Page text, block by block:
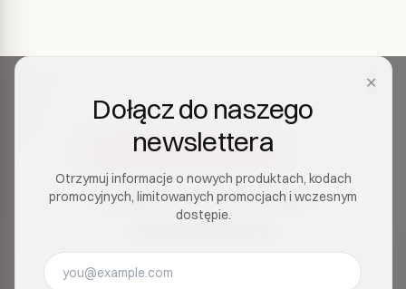
✕
Dołącz do naszego
newslettera
Otrzymuj informacje o nowych produktach, kodach
promocyjnych, limitowanych promocjach i wczesnym
dostępie.
Dołącz do naszego
newslettera
Otrzymuj informacje o nowych produktach, kodach
promocyjnych, limitowanych promocjach i